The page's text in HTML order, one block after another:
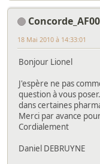
18 Mai 2010 à 14:33:01
Bonjour Lionel
J'espère ne pas
question à vous
dans certaines
Merci par avance
Cordialement
Daniel DEBRUYNE